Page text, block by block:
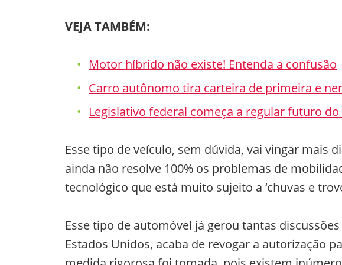
VEJA TAMBÉM:
Motor híbrido não existe! Entenda a confusão
Carro autônomo tira carteira de primeira e
Legislativo federal começa a regular futuro
Esse tipo de veículo, sem dúvida, vai vingar mais
ainda não resolve 100% os problemas de
tecnológico que está muito sujeito a ‘chuvas e
Esse tipo de automóvel já gerou tantas
Estados Unidos, acaba de revogar a autorização